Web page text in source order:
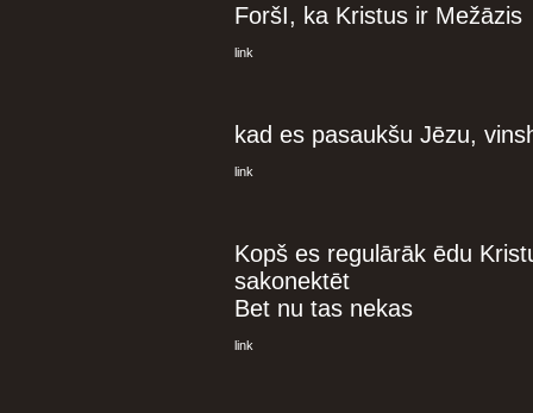
ForšI, ka Kristus ir Mežāzis
link
kad es pasaukšu Jēzu,
link
Kopš es regulārāk ēdu
sakonektēt
Bet nu tas nekas
link